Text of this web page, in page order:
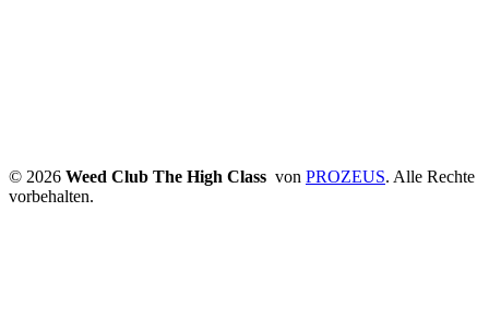
© 2026 Weed Club The High Class von PROZEUS. Alle Rechte
vorbehalten.